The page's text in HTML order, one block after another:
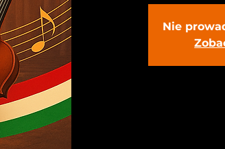
Nie